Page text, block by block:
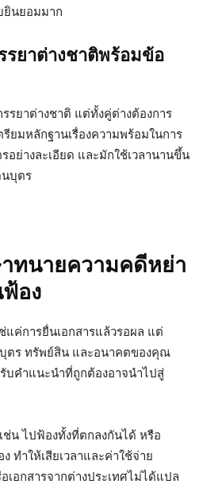
ยินยอมมาก
ยาต่างชาติพร้อมข้อ
รยาต่างชาติ แต่ทั้งคู่ต่างต้องการ
มหลักฐานเรื่องความพร้อมในการ
อย่างละเอียด และมักใช้เวลานานขึ้น
นบุตร
ทนายความคดีหย่า
อง
แค่การยื่นเอกสารแล้วรอผล แต่
ตร ทรัพย์สิน และอนาคตของคุณ
บคำแนะนำที่ถูกต้องอาจนำไปสู่
ช่น ไปฟ้องทั้งที่ตกลงกันได้ หรือ
ทำให้เสียเวลาและค่าใช้จ่าย
เอกสารจากต่างประเทศไม่ได้แปล